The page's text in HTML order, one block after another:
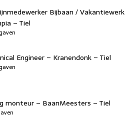
Bijbaan / Vakantiewerk
– Tiel
Engineer – Kranendonk – Tiel
monteur – BaanMeesters – Tiel